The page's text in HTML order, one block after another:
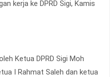
kerja ke DPRD Sigi, Kamis
Ketua DPRD Sigi Moh
I Rahmat Saleh dan ketua